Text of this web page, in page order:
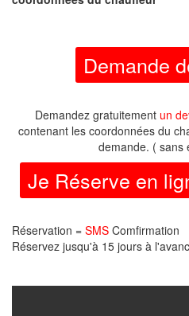
Demande
Demandez gratuitement un
contenant les coordonnées du
demande. ( sans
Je Réserve en
Réservation = SMS Comfirmation
Réservez jusqu'à 15 jours à